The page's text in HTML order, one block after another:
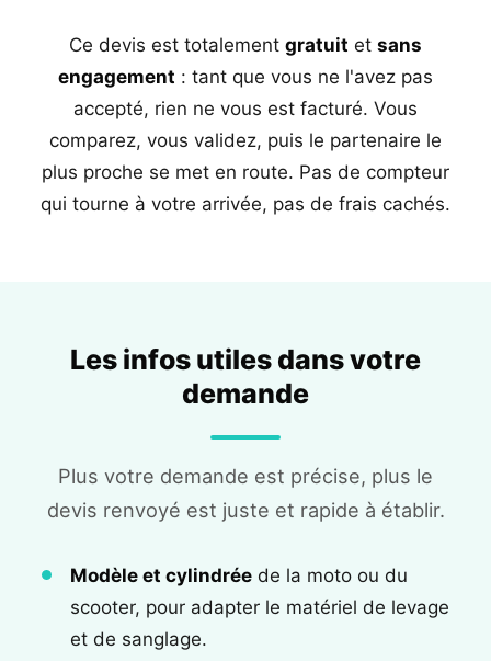
Ce devis est totalement gratuit et sans
engagement : tant que vous ne l'avez pas
accepté, rien ne vous est facturé. Vous
comparez, vous validez, puis le partenaire le
plus proche se met en route. Pas de compteur
qui tourne à votre arrivée, pas de frais cachés.
Les infos utiles dans votre
demande
Plus votre demande est précise, plus le
devis renvoyé est juste et rapide à établir.
Modèle et cylindrée de la moto ou du
scooter, pour adapter le matériel de levage
et de sanglage.